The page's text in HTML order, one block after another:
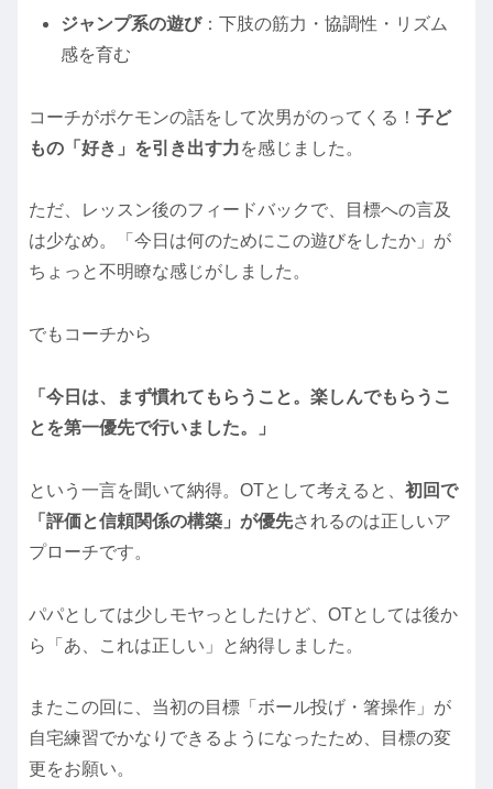
ジャンプ系の遊び：下肢の筋力・協調性・リズム
感を育む
コーチがポケモンの話をして次男がのってくる！ 子ど
もの「好き」を引き出す力を感じました。
ただ、レッスン後のフィードバックで、目標への言及
は少なめ。「今日は何のためにこの遊びをしたか」が
ちょっと不明瞭な感じがしました。
でもコーチから
「今日は、まず慣れてもらうこと。楽しんでもらうこ
とを第一優先で行いました。」
という一言を聞いて納得。OTとして考えると、 初回で
「評価と信頼関係の構築」が優先されるのは正しいア
プローチです。
パパとしては少しモヤっとしたけど、OTとしては後か
ら「あ、これは正しい」と納得しました。
またこの回に、当初の目標「ボール投げ・箸操作」が
自宅練習でかなりできるようになったため、目標の変
更をお願い。